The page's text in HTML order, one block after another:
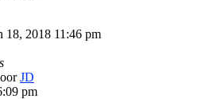
18, 2018 11:46 pm
JD
pm